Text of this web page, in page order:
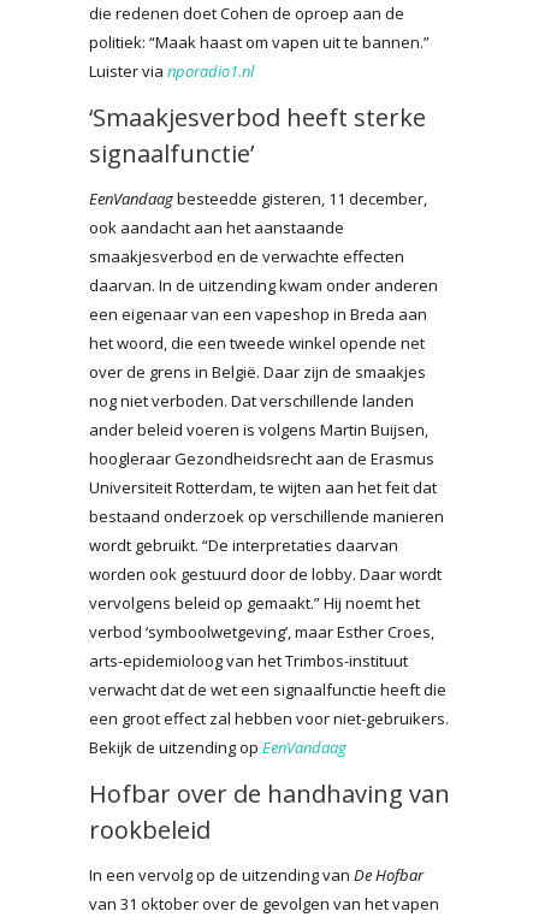
die redenen doet Cohen de oproep aan de
politiek: “Maak haast om vapen uit te bannen.”
Luister via nporadio1.nl
‘Smaakjesverbod heeft sterke
signaalfunctie’
EenVandaagbesteedde gisteren, 11 december,
ook aandacht aan het aanstaande
smaakjesverbod en de verwachte effecten
daarvan. In de uitzending kwam onder anderen
een eigenaar van een vapeshop in Breda aan
het woord, die een tweede winkel opende net
over de grens in België. Daar zijn de smaakjes
nog niet verboden. Dat verschillende landen
ander beleid voeren is volgens Martin Buijsen,
hoogleraar Gezondheidsrecht aan de Erasmus
Universiteit Rotterdam, te wijten aan het feit dat
bestaand onderzoek op verschillende manieren
wordt gebruikt. “De interpretaties daarvan
worden ook gestuurd door de lobby. Daar wordt
vervolgens beleid op gemaakt.” Hij noemt het
verbod ‘symboolwetgeving’, maar Esther Croes,
arts-epidemioloog van het Trimbos-instituut
verwacht dat de wet een signaalfunctie heeft die
een groot effect zal hebben voor niet-gebruikers.
Bekijk de uitzending op EenVandaag
Hofbar over de handhaving van
rookbeleid
In een vervolg op de uitzending van De Hofbar
van 31 oktober over de gevolgen van het vapen